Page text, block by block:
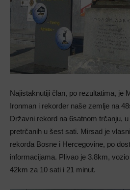
Najistaknutiji član, po rezultatima, je
Ironman i rekorder naše zemlje na
Državni rekord na 6satnom trčanju,
pretrčanih u šest sati. Mirsad je
rekorda Bosne i Hercegovine, po
informacijama. Plivao je 3.8km,
42km za 10 sati i 21 minut.